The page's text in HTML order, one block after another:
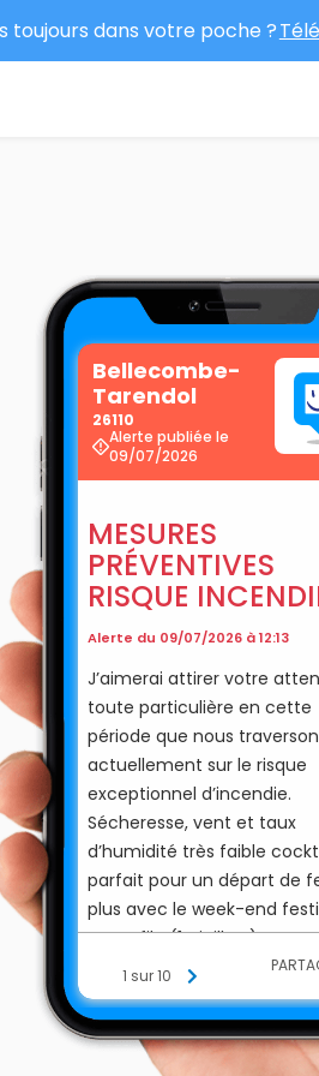
toujours dans votre poche ?
Bellecombe-
Tarendol
26110
Alerte publiée le
09/07/2026
MESURES
PRÉVENTIVES
RISQUE
Alerte du 09/07/2026 à 12:13
J’aimerai attirer votre
toute particulière en cette
période que nous
actuellement sur le risque
exceptionnel d’incendie.
Sécheresse, vent et taux
d’humidité très faible
parfait pour un départ de
plus avec le week-end
se profile (14 juillet..)
Les barbecues et objets
pyrotechniques sont à
Des mesures
déjà été prises concernant
1 sur 10